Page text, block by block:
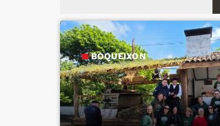
labelBOQUEIXON